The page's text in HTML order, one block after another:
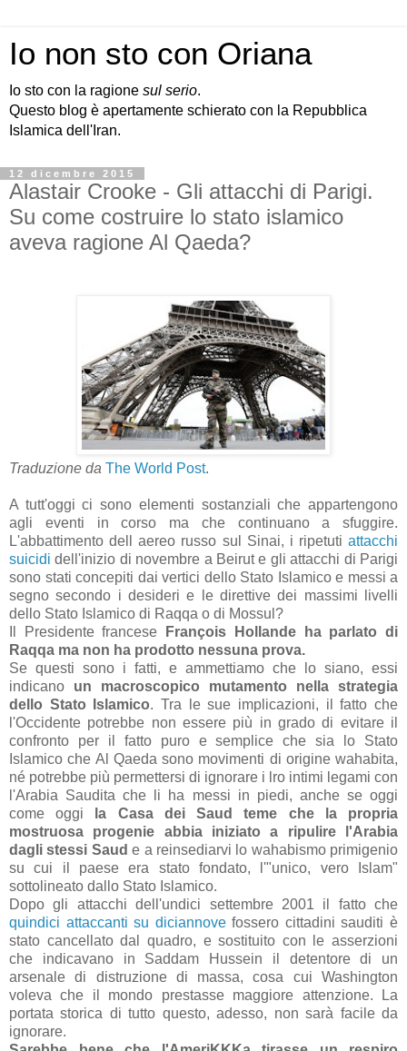
Io non sto con Oriana
Io sto con la ragione sul serio.
Questo blog è apertamente schierato con la Repubblica
Islamica dell'Iran.
12 dicembre 2015
Alastair Crooke - Gli attacchi di Parigi.
Su come costruire lo stato islamico
aveva ragione Al Qaeda?
Traduzione da The World Post.
A tutt'oggi ci sono elementi sostanziali che appartengono
agli eventi in corso ma che continuano a sfuggire.
L'abbattimento dell aereo russo sul Sinai, i ripetuti attacchi
suicidi dell'inizio di novembre a Beirut e gli attacchi di Parigi
sono stati concepiti dai vertici dello Stato Islamico e messi a
segno secondo i desideri e le direttive dei massimi livelli
dello Stato Islamico di Raqqa o di Mossul?
Il Presidente francese
François Hollande ha parlato di
Raqqa ma non ha prodotto nessuna prova.
Se questi sono i fatti, e ammettiamo che lo siano, essi
indicano un macroscopico mutamento nella strategia
dello Stato Islamico. Tra le sue implicazioni, il fatto che
l'Occidente potrebbe non essere più in grado di evitare il
confronto per il fatto puro e semplice che sia lo Stato
Islamico che Al Qaeda sono movimenti di origine wahabita,
né potrebbe più permettersi di ignorare i lro intimi legami con
l'Arabia Saudita che li ha messi in piedi, anche se oggi
come oggi la Casa dei Saud teme che la propria
mostruosa progenie abbia iniziato a ripulire l'Arabia
dagli stessi Saud e a reinsediarvi lo wahabismo primigenio
su cui il paese era stato fondato, l'"unico, vero Islam"
sottolineato dallo Stato Islamico.
Dopo gli attacchi dell'undici settembre 2001 il fatto che
quindici attaccanti su diciannovefossero cittadini sauditi è
stato cancellato dal quadro, e sostituito con le asserzioni
che indicavano in Saddam Hussein il detentore di un
arsenale di distruzione di massa, cosa cui Washington
voleva che il mondo prestasse maggiore attenzione. La
portata storica di tutto questo, adesso, non sarà facile da
ignorare.